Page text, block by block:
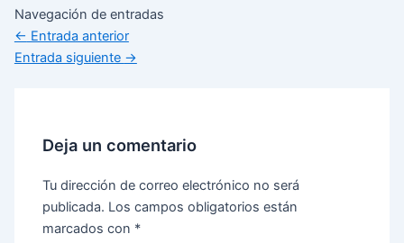
Navegación de entradas
← Entrada anterior
Entrada siguiente →
Deja un comentario
Tu dirección de correo electrónico no será
publicada. Los campos obligatorios están
marcados con *